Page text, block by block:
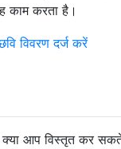
काम करता है।
क्या आप विस्तृत कर